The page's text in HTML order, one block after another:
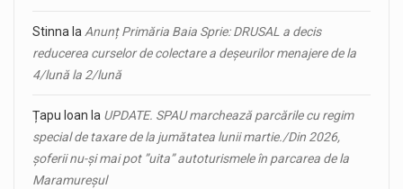
Stinna la Anunț Primăria Baia Sprie: DRUSAL a decis
reducerea curselor de colectare a deșeurilor menajere de la
4/lună la 2/lună
Țapu Ioan la UPDATE. SPAU marchează parcările cu regim
special de taxare de la jumătatea lunii martie./Din 2026,
șoferii nu-și mai pot ”uita” autoturismele în parcarea de la
Maramureșul